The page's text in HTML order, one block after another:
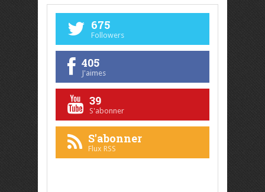
675
Followers
405
J'aimes
39
S'abonner
S'abonner
Flux RSS